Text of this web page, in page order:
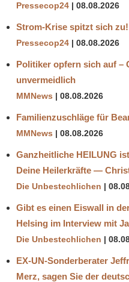
Pressecop24 08.08.2026
Strom-Krise spitzt sich zu!
Pressecop24 08.08.2026
Politiker opfern sich auf –
unvermeidlich
MMNews 08.08.2026
Familienzuschläge für
MMNews 08.08.2026
Ganzheitliche HEILUNG
Deine Heilerkräfte —
Die Unbestechlichen
Gibt es einen Eiswall in
Helsing im Interview mit
Die Unbestechlichen
EX-UN-Sonderberater
Merz, sagen Sie der